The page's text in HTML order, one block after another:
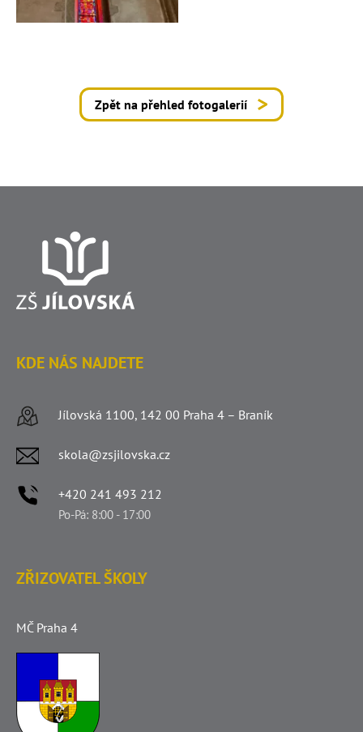
Zpět na přehled fotogalerií
KDE NÁS NAJDETE
Jílovská 1100, 142 00 Praha 4 – Braník
skola@zsjilovska.cz
+420 241 493 212
Po-Pá: 8:00 - 17:00
ZŘIZOVATEL ŠKOLY
MČ Praha 4